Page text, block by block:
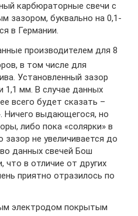
карбюраторные свечи с
зазором, буквально на 0,1-
в Германии.
производителем для 8
в том числе для
Установленный зазор
1,1 мм. В случае данных
всего будет сказать –
Ничего выдающегося, но
либо пока «солярки» в
зазор не увеличивается до
данных свечей Бош
что в отличие от других
приятно отразилось по
электродом покрытым